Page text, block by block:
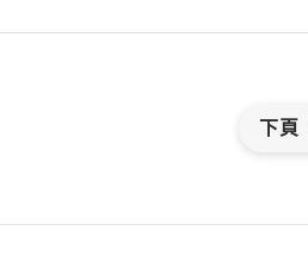
下頁